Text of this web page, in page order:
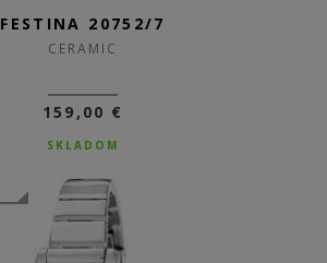
FESTINA 20752/7
CERAMIC
159,00 €
SKLADOM